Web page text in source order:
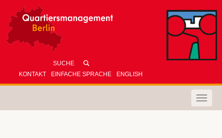
KONTAKT EINFACHE SPRACHE ENGLISH
Toggle